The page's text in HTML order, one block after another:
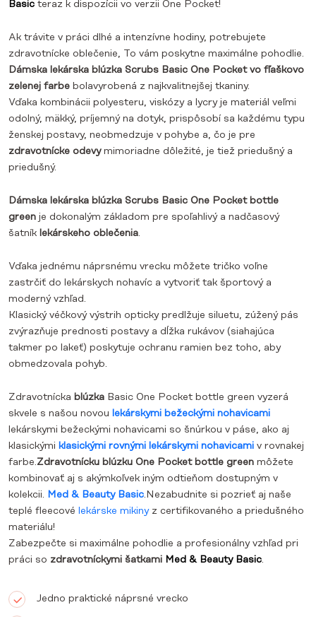
Basic teraz k dispozícii vo verzii One Pocket!
Ak trávite v práci dlhé a intenzívne hodiny, potrebujete
zdravotnícke oblečenie, To vám poskytne maximálne pohodlie.
Dámska lekárska blúzka Scrubs Basic One Pocket vo fľaškovo
zelenej farbe bolavyrobená z najkvalitnejšej tkaniny.
Vďaka kombinácii polyesteru, viskózy a lycry je materiál veľmi
odolný, mäkký, príjemný na dotyk, prispôsobí sa každému typu
ženskej postavy, neobmedzuje v pohybe a, čo je pre
zdravotnícke odevymimoriadne dôležité, je tiež priedušný a
priedušný.
Dámska lekárska blúzka Scrubs Basic One Pocket bottle
green je dokonalým základom pre spoľahlivý a nadčasový
šatník lekárskeho oblečenia.
Vďaka jednému náprsnému vrecku môžete tričko voľne
zastrčiť do lekárskych nohavíc a vytvoriť tak športový a
moderný vzhľad.
Klasický véčkový výstrih opticky predlžuje siluetu, zúžený pás
zvýrazňuje prednosti postavy a dĺžka rukávov (siahajúca
takmer po lakeť) poskytuje ochranu ramien bez toho, aby
obmedzovala pohyb.
Zdravotnícka blúzka Basic One Pocket bottle green vyzerá
skvele s našou novou lekárskymi bežeckými nohavicami
lekárskymi bežeckými nohavicami so šnúrkou v páse, ako aj
klasickými klasickými rovnými lekárskymi nohavicami v rovnakej
farbe.Zdravotnícku blúzku One Pocket bottle green môžete
kombinovať aj s akýmkoľvek iným odtieňom dostupným v
kolekcii. Med & Beauty Basic.Nezabudnite si pozrieť aj naše
teplé fleecové lekárske mikinyz certifikovaného a priedušného
materiálu!
Zabezpečte si maximálne pohodlie a profesionálny vzhľad pri
práci so zdravotníckymi šatkami Med & Beauty Basic.
Jedno praktické náprsné vrecko